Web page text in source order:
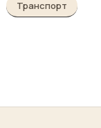
Транспорт